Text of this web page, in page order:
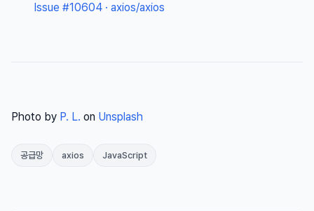
Issue #10604 · axios/axios
Photo by P. L. on Unsplash
공급망 axios JavaScript